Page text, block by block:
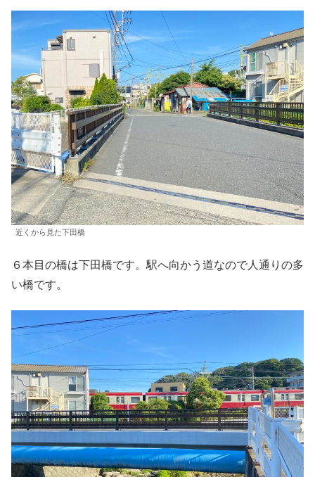
近くから見た下田橋
６本目の橋は下田橋です。駅へ向かう道なので人通りの多
い橋です。